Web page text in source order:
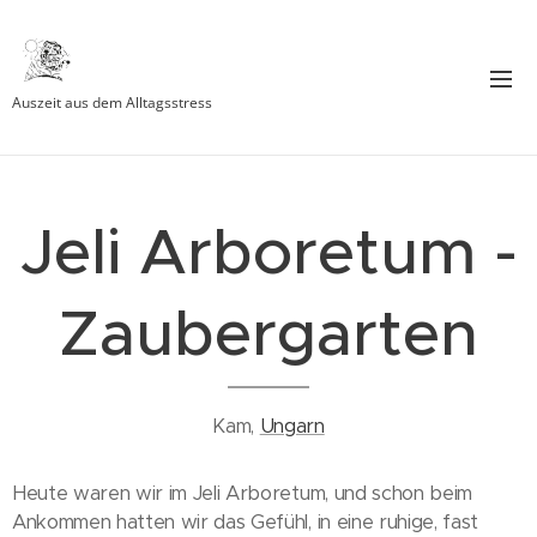
Auszeit aus dem Alltagsstress
Jeli Arboretum -
Zaubergarten
Kam, Ungarn
Heute waren wir im Jeli Arboretum, und schon beim
Ankommen hatten wir das Gefühl, in eine ruhige, fast